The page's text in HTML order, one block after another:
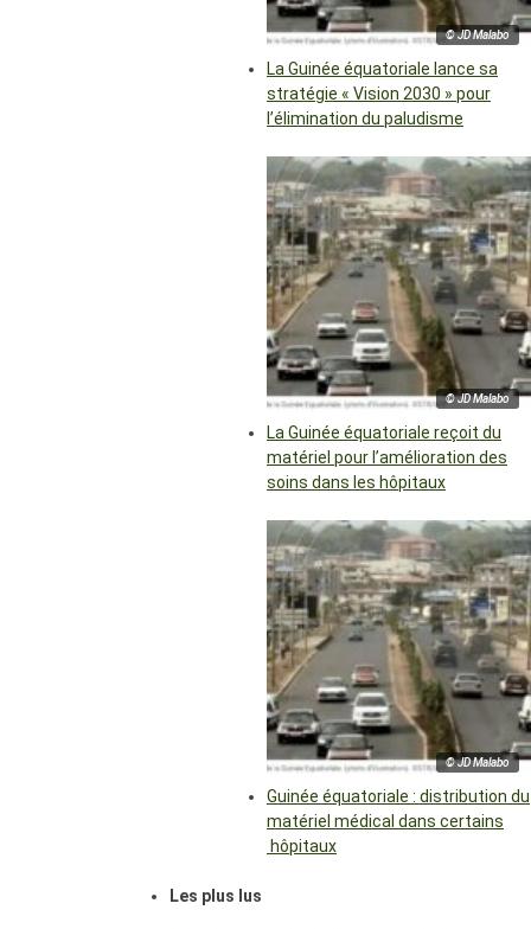
© JD Malabo
La Guinée équatoriale lance sa
stratégie « Vision 2030 » pour
l’élimination du paludisme
© JD Malabo
La Guinée équatoriale reçoit du
matériel pour l’amélioration des
soins dans les hôpitaux
© JD Malabo
Guinée équatoriale : distribution du
matériel médical dans certains
hôpitaux
Les plus lus